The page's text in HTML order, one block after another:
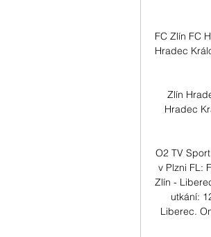
FC Zlín FC
Hradec
Zlín
Hradec
O2 TV
v Plzni FL:
Zlín -
utkání:
Liberec.